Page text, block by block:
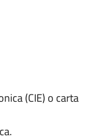
(CIE) o carta